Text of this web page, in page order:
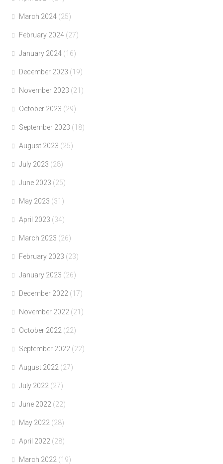
March 2024 (25)
February 2024 (27)
January 2024 (16)
December 2023 (19)
November 2023 (21)
October 2023 (29)
September 2023 (18)
August 2023 (25)
July 2023 (28)
June 2023 (25)
May 2023 (31)
April 2023 (34)
March 2023 (26)
February 2023 (23)
January 2023 (26)
December 2022 (17)
November 2022 (21)
October 2022 (22)
September 2022 (22)
August 2022 (27)
July 2022 (27)
June 2022 (22)
May 2022 (28)
April 2022 (28)
March 2022 (19)